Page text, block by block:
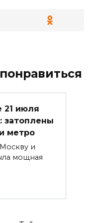
21 июля
затоплены
метро
и
мощная